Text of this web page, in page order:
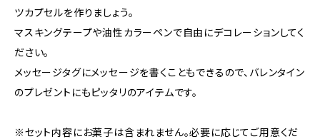
ツカプセルを作りましょう。
マスキングテープや油性カラーペンで自由にデコレーションしてく
ださい。
メッセージタグにメッセージを書くこともできるので、バレンタイン
のプレゼントにもピッタリのアイテムです。
※セット内容にお菓子は含まれません。必要に応じてご用意くだ